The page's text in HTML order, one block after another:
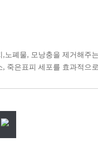
노폐물, 모낭충을 제거해주
죽은표피 세포를 효과적으